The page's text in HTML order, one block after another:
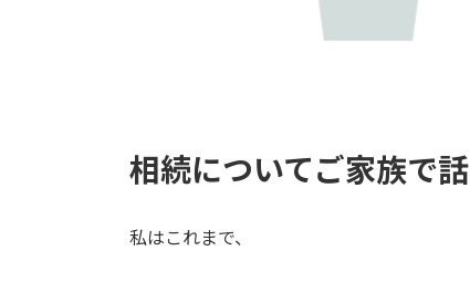
相続についてご家族で
私はこれまで、